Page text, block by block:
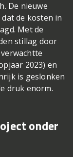
De nieuwe
de kosten in
Met de
stillag door
2023) en
is geslonken
druk enorm.
onder